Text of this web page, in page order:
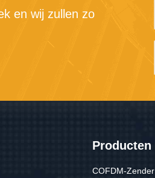
en wij zullen zo
Producten
COFDM-Zender